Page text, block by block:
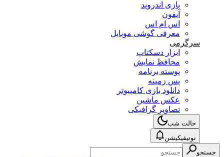
بازی اندروید
آیفون
اس ام اس
معرفی گوشی موبایل
ابزار دسکتاپ
محافظ نمایش
پوسته برنامه
پس زمینه
دانلود بازی کامپیوتر
عکس ماشین
تصاویر گرافیکی
حالت شب
نوتیفیکیشن